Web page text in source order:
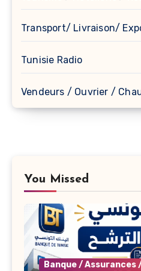
Transport/ Livraison/
Tunisie Radio
Vendeurs / Ouvrier /
You Missed
Banque / Assurances